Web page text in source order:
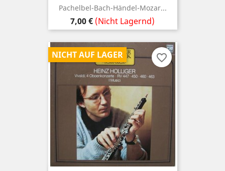
Pachelbel-Bach-Händel-Mozar...
Preis
7,00 € (Nicht Lagernd)
NICHT AUF LAGER favorite_border